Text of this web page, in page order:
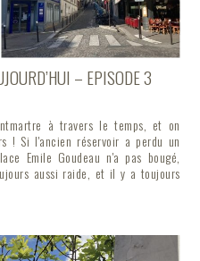
– EPISODE 3
à travers le temps, et on
! Si l'ancien réservoir a perdu un
Emile Goudeau n'a pas bougé,
aussi raide, et il y a toujours